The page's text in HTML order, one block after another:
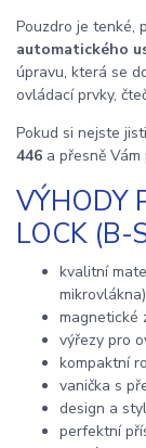
Pouzdro je tenké,
automatického
úpravu, která se
ovládací prvky,
Pokud si nejste
446 a přesně
VÝHODY
LOCK (B-
kvalitní
mikrovlákna)
magnetické
výřezy pro
kompaktní
vanička s
design a
perfektní